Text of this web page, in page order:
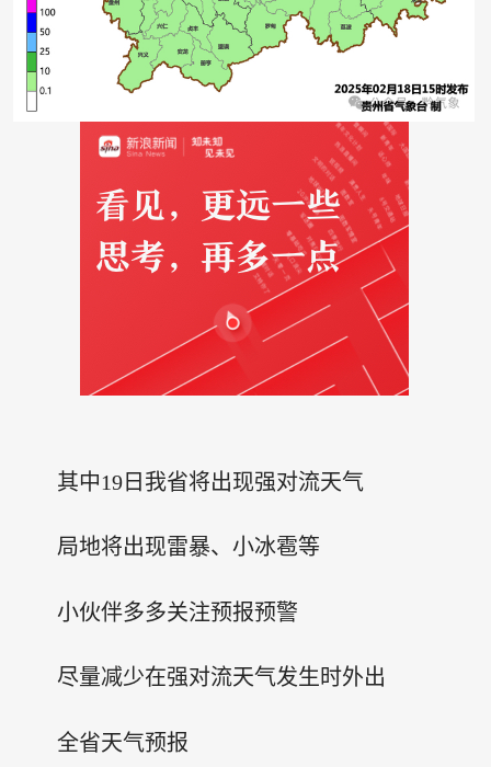
其中19日我省将出现强对流天气
局地将出现雷暴、小冰雹等
小伙伴多多关注预报预警
尽量减少在强对流天气发生时外出
全省天气预报